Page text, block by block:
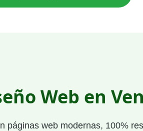
Web en
páginas web modernas, 100%